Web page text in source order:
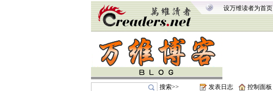
设万维读者为首页
搜索>> 发表日志 控制面板